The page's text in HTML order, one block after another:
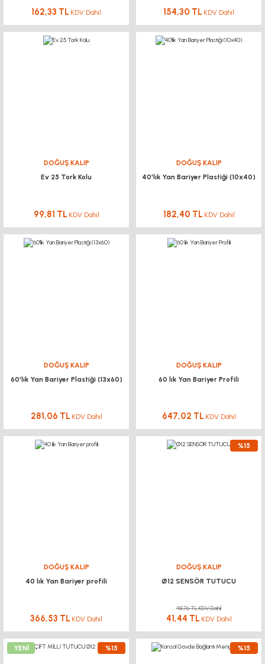
162,33 TL KDV Dahil 154,30 TL KDV Dahil
DOĞUŞ KALIP
Ev 25 Tork Kolu
99,81 TL KDV Dahil
DOĞUŞ KALIP
40'lık Yan Bariyer Plastiği (10x40)
182,40 TL KDV Dahil
DOĞUŞ KALIP
60'lık Yan Bariyer Plastiği (13x60)
281,06 TL KDV Dahil
DOĞUŞ KALIP
60 lık Yan Bariyer Profili
647,02 TL KDV Dahil
DOĞUŞ KALIP
40 lık Yan Bariyer profili
366,53 TL KDV Dahil
%15
DOĞUŞ KALIP
Ø12 SENSÖR TUTUCU
48,76 TL KDV Dahil
41,44 TL KDV Dahil
YENİ %15 %15